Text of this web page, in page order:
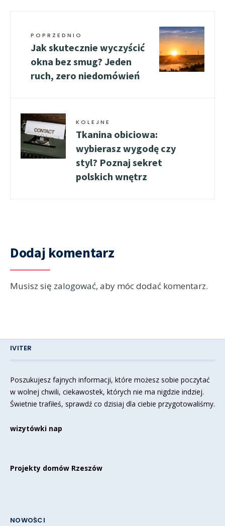
POPRZEDNIO
Jak skutecznie wyczyścić
okna bez smug? Jeden
ruch, zero niedomówień
KOLEJNE
Tkanina obiciowa:
wybierasz wygodę czy
styl? Poznaj sekret
polskich wnętrz
Dodaj komentarz
Musisz się zalogować, aby móc dodać komentarz.
IVITER
Poszukujesz fajnych informacji, które możesz sobie poczytać
w wolnej chwili, ciekawostek, których nie ma nigdzie indziej.
Świetnie trafiłeś, sprawdź co dzisiaj dla ciebie przygotowaliśmy.
wizytówki nap
Projekty domów Rzeszów
NOWOŚCI